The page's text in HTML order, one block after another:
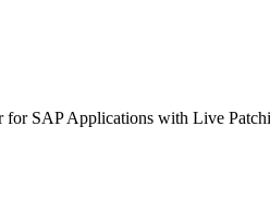
for SAP Applications with Live